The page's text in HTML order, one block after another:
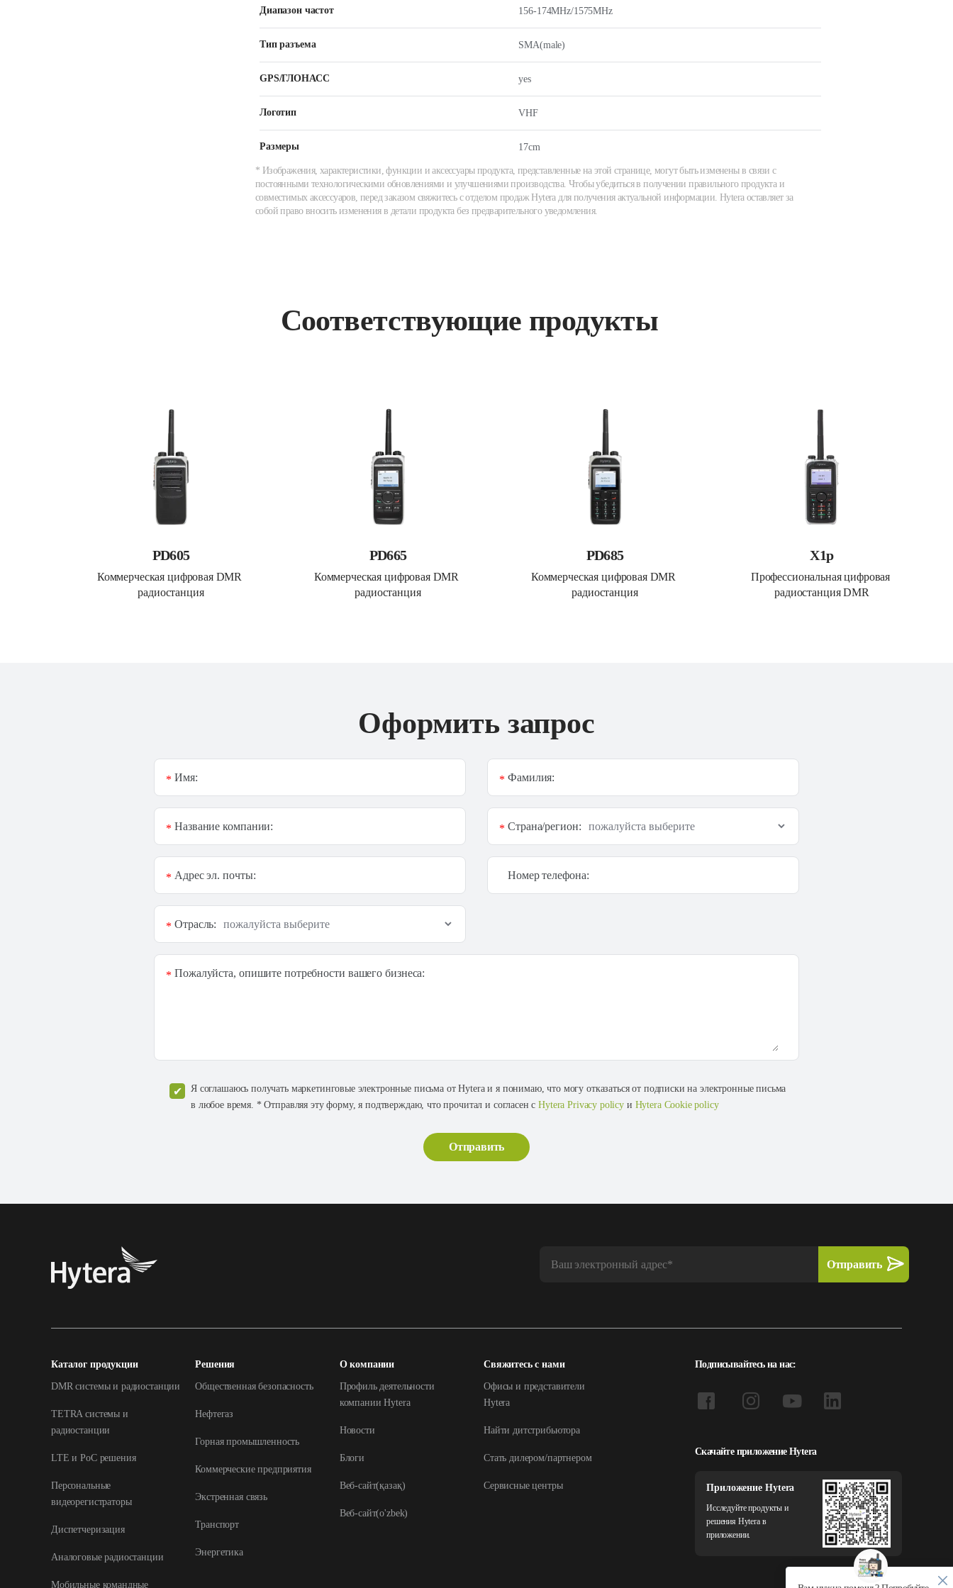
Диапазон частот 156-174MHz/1575MHz
Тип разъема SMA(male)
GPS/ГЛОНАСС yes
Логотип VHF
Размеры 17cm
* Изображения, характеристики, функции и аксессуары продукта, представленные на этой странице, могут быть изменены в связи с
постоянными технологическими обновлениями и улучшениями производства. Чтобы убедиться в получении правильного продукта и
совместимых аксессуаров, перед заказом свяжитесь с отделом продаж Hytera для получения актуальной информации. Hytera оставляет за
собой право вносить изменения в детали продукта без предварительного уведомления.
Соответствующие продукты
PD605
Коммерческая цифровая DMR
радиостанция
PD665
Коммерческая цифровая DMR
радиостанция
PD685
Коммерческая цифровая DMR
радиостанция
X1p
Профессиональная цифровая
радиостанция DMR
Оформить запрос
Имя:
* Фамилия:
*
Название компании:
* Страна/регион:
*
Адрес эл. почты:
* Номер телефона:
Отрасль:
*
Пожалуйста, опишите потребности вашего бизнеса:
*
Я соглашаюсь получать маркетинговые электронные письма от Hytera и я понимаю, что могу отказаться от подписки на электронные письма
в любое время. * Отправляя эту форму, я подтверждаю, что прочитал и согласен сHytera Privacy policy и Hytera Cookie policy
Каталог продукции
DMR системы и радиостанции
TETRA системы и
радиостанции
LTE и РоС решения
Персональные
видеорегистраторы
Диспетчеризация
Аналоговые радиостанции
Мобильные командные
Решения
Общественная безопасность
Нефтегаз
Горная промышленность
Коммерческие предприятия
Экстренная связь
Транспорт
Энергетика
О компании
Профиль деятельности
компании Hytera
Новости
Блоги
Веб-сайт(қазақ)
Веб-сайт(o'zbek)
Свяжитесь с нами
Офисы и представители
Hytera
Найти дитстрибьютора
Стать дилером/партнером
Сервисные центры
Подписывайтесь на нас:
Скачайте приложение Hytera
Приложение Hytera
Исследуйте продукты и
решения Hytera в
приложении.